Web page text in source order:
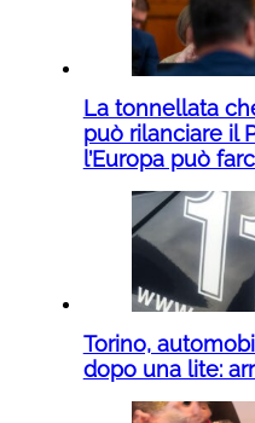
La tonnellata
può rilanciare il
l’Europa può
Torino,
dopo una lite: